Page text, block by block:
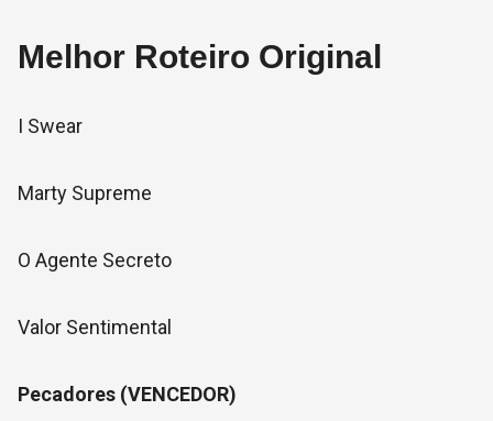
Melhor Roteiro Original
I Swear
Marty Supreme
O Agente Secreto
Valor Sentimental
Pecadores (VENCEDOR)